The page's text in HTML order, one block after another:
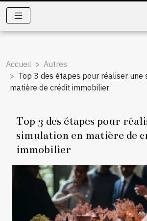
Accueil
Autres
Top 3 des étapes pour réaliser une
matière de crédit immobilier
Top 3 des étapes pour
simulation en matière de
immobilier